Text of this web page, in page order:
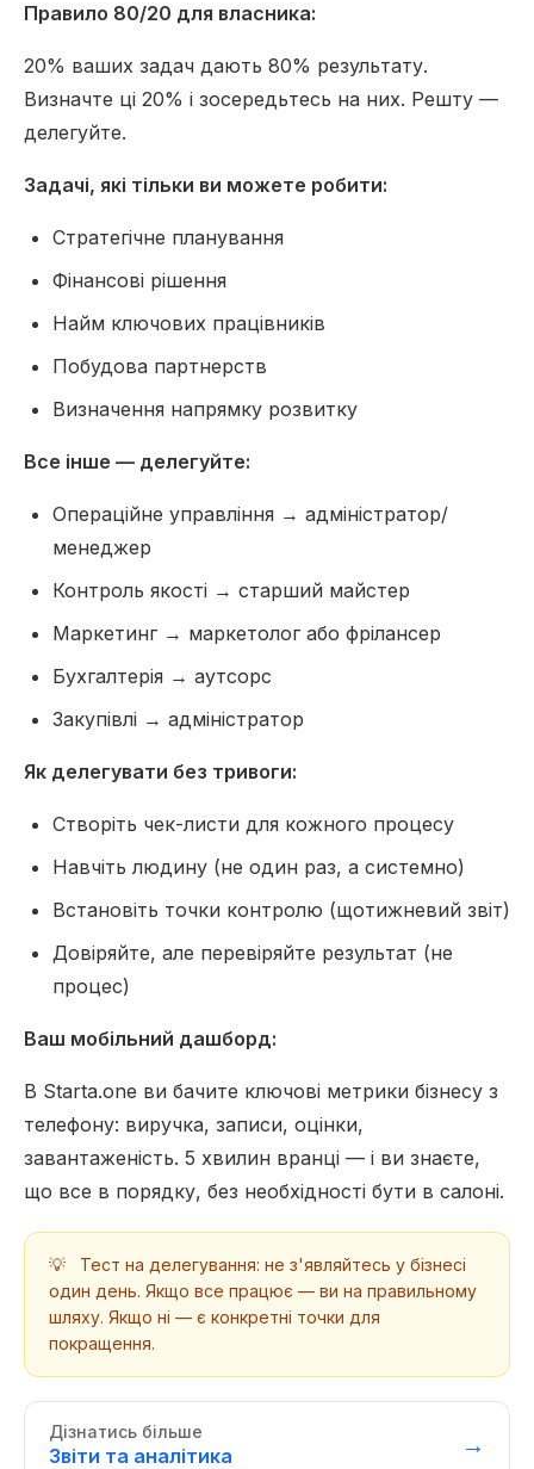
Правило 80/20 для власника:
20% ваших задач дають 80% результату.
Визначте ці 20% і зосередьтесь на них. Решту —
делегуйте.
Задачі, які тільки ви можете робити:
Стратегічне планування
Фінансові рішення
Найм ключових працівників
Побудова партнерств
Визначення напрямку розвитку
Все інше — делегуйте:
Операційне управління → адміністратор/
менеджер
Контроль якості → старший майстер
Маркетинг → маркетолог або фрілансер
Бухгалтерія → аутсорс
Закупівлі → адміністратор
Як делегувати без тривоги:
Створіть чек-листи для кожного процесу
Навчіть людину (не один раз, а системно)
Встановіть точки контролю (щотижневий звіт)
Довіряйте, але перевіряйте результат (не
процес)
Ваш мобільний дашборд:
В Starta.one ви бачите ключові метрики бізнесу з
телефону: виручка, записи, оцінки,
завантаженість. 5 хвилин вранці — і ви знаєте,
що все в порядку, без необхідності бути в салоні.
💡
Тест на делегування: не з'являйтесь у бізнесі
один день. Якщо все працює — ви на правильному
шляху. Якщо ні — є конкретні точки для
покращення.
Дізнатись більше
Звіти та аналітика →